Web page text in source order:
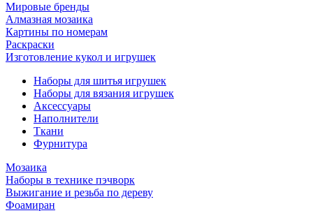
Мировые бренды
Алмазная мозаика
Картины по номерам
Раскраски
Изготовление кукол и игрушек
Наборы для шитья игрушек
Наборы для вязания игрушек
Аксессуары
Наполнители
Ткани
Фурнитура
Мозаика
Наборы в технике пэчворк
Выжигание и резьба по дереву
Фоамиран